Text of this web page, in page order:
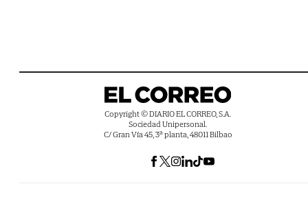
Copyright © DIARIO EL CORREO, S.A.
Sociedad Unipersonal.
C/ Gran Vía 45, 3ª planta, 48011 Bilbao